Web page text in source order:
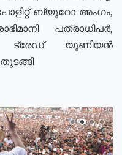
ബ്യുറോ അംഗം,
പത്രാധിപർ,
ട്രേഡ് യൂണിയൻ